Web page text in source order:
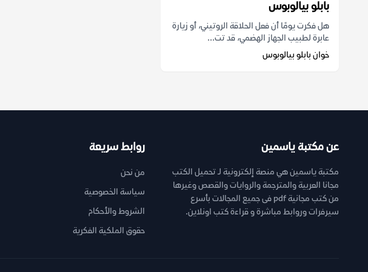
بابلو بيالوبوس
هل فكرت يومًا أن فعل الحلاقة الروتيني، أو زيارة
عابرة لطبيب الجهاز الهضمي، قد تت...
خوان بابلو بيالوبوس
عن مكتبة ياسمين
مكتبة ياسمين هي منصة إلكترونية لـ تحميل الكتب
مجانا العربية والمترجمة والروايات والقصص وغيرها
من كتب مجانية pdf فى جميع المجالات بأسرع
سيرفرات وروابط مباشرة و قراءة كتب اونلاين.
روابط سريعة
من نحن
سياسة الخصوصية
الشروط والأحكام
حقوق الملكية الفكرية